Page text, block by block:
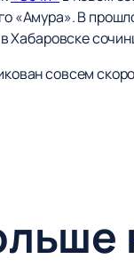
«Амура». В
Хабаровске
совсем